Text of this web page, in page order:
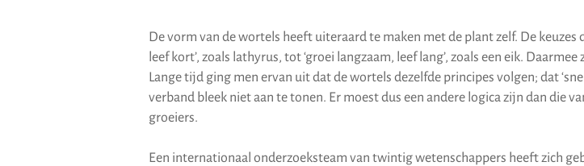
De vorm van de wortels heeft uiteraard te maken met de plant zelf. De keuzes
leef kort’, zoals lathyrus, tot ‘groei langzaam, leef lang’, zoals een eik.
Lange tijd ging men ervan uit dat de wortels dezelfde principes volgen; dat
verband bleek niet aan te tonen. Er moest dus een andere logica zijn dan die
groeiers.
Een internationaal onderzoeksteam van twintig wetenschappers heeft zich